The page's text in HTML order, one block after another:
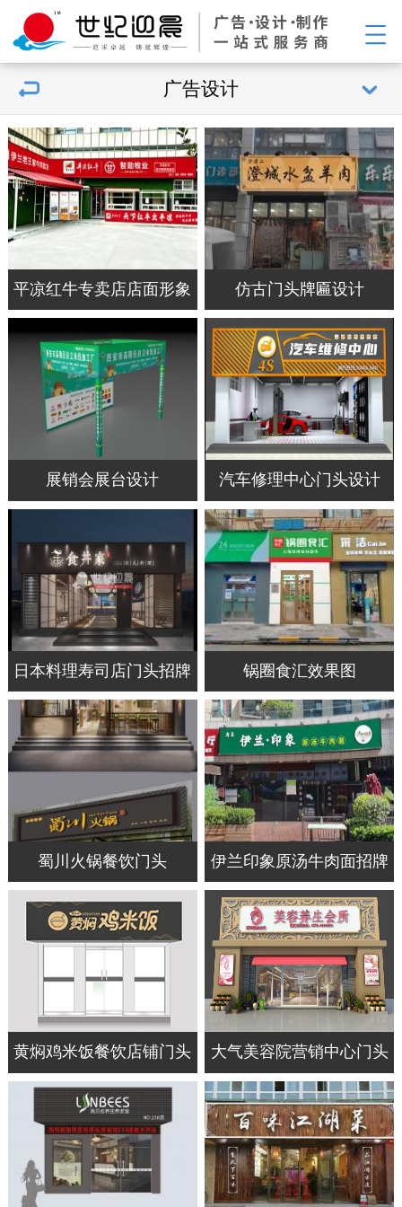
广告设计
平凉红牛专卖店店面形象 仿古门头牌匾设计
展销会展台设计 汽车修理中心门头设计
日本料理寿司店门头招牌 锅圈食汇效果图
蜀川火锅餐饮门头 伊兰印象原汤牛肉面招牌
黄焖鸡米饭餐饮店铺门头 大气美容院营销中心门头